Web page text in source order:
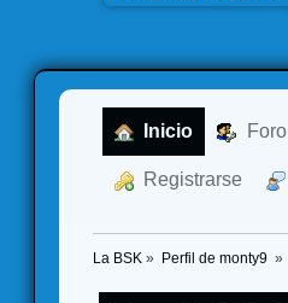
Inicio Foro
Registrarse
La BSK » Perfil de monty9 »